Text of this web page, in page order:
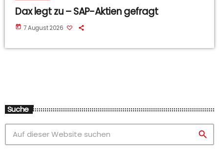
Dax legt zu – SAP-Aktien gefragt
today 7 August 2026
Suche
search